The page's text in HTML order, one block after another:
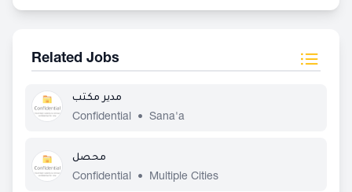
Related Jobs
مدير مكتب
Confidential
• Sana'a
محصل
Confidential
• Multiple Cities